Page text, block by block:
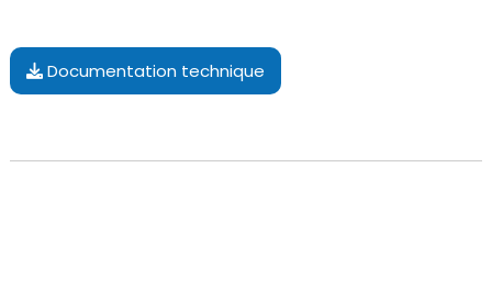
Documentation technique